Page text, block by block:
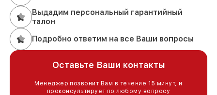
Выдадим персональный гарантийный
талон
Подробно ответим на все Ваши вопросы
Оставьте Ваши контакты
Менеджер позвонит Вам в течение 15 минут, и
проконсультирует по любому вопросу